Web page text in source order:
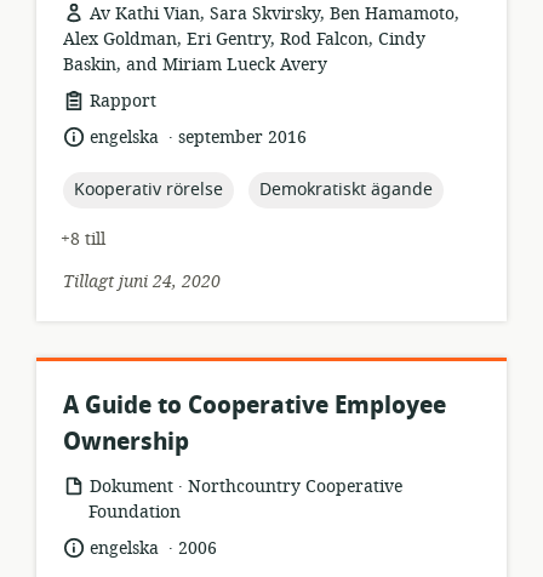
Av Kathi Vian, Sara Skvirsky, Ben Hamamoto,
Alex Goldman, Eri Gentry, Rod Falcon, Cindy
Baskin, and Miriam Lueck Avery
resursformat:
Rapport
språk:engelska .
publiceringsdatum:
september 2016
topic:
Kooperativ rörelse topic:
Demokratiskt ägande
+8 till
Tillagt juni 24, 2020
A Guide to Cooperative Employee
Ownership
resursformat:
Dokument .
utgivare:
Northcountry Cooperative
Foundation
språk:engelska .
publiceringsdatum:
2006